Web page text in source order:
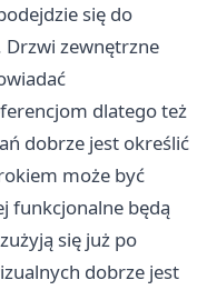
się do
Drzwi zewnętrzne
dlatego też
dobrze jest określić
może być
funkcjonalne będą
się już po
dobrze jest